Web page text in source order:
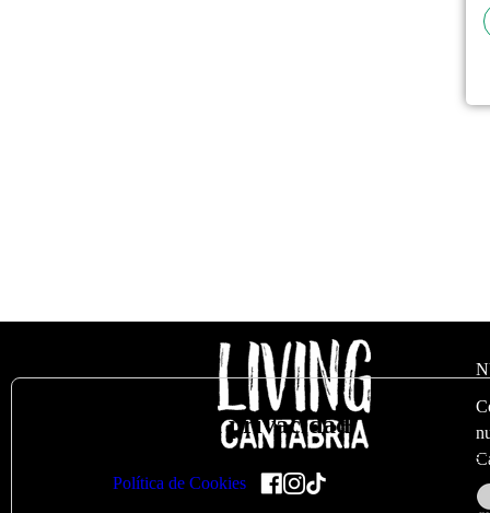
Valoramos su privacidad
Utilizamos cookies para optimizar nuestro sitio web y nuestro
Política de Cookies